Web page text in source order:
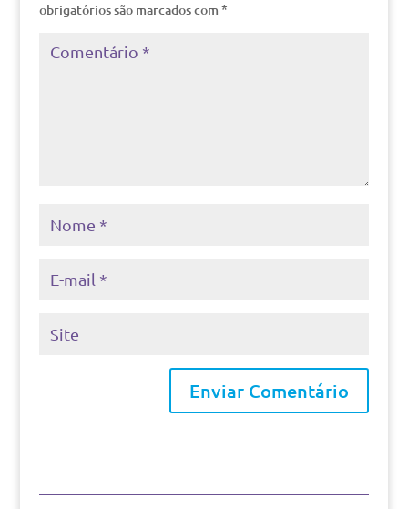
obrigatórios são marcados com *